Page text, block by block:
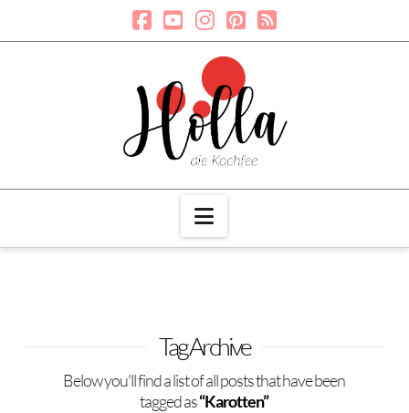
Navigation
Tag Archive
Below you'll find a list of all posts that have been
tagged as“Karotten”